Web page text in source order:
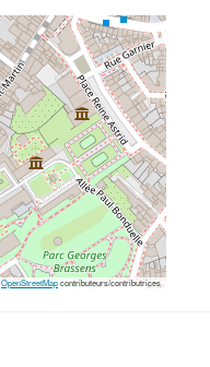
OpenStreetMapcontributeurs/contributrices